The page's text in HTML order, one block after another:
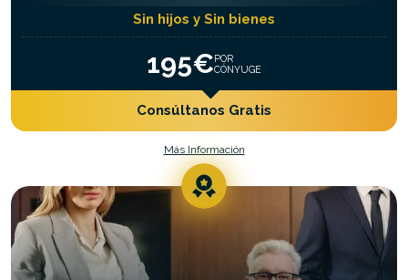
Sin hijos y Sin bienes
195€POR
CÓNYUGE
Consúltanos Gratis
Más Información